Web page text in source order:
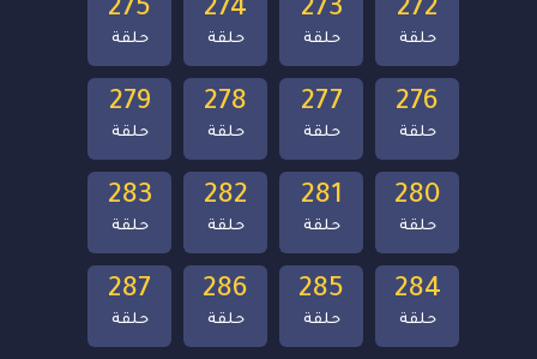
287
حلقة
286
حلقة
285
حلقة
284
حلقة
283
حلقة
282
حلقة
281
حلقة
280
حلقة
279
حلقة
278
حلقة
277
حلقة
276
حلقة
275
حلقة
274
حلقة
273
حلقة
272
حلقة